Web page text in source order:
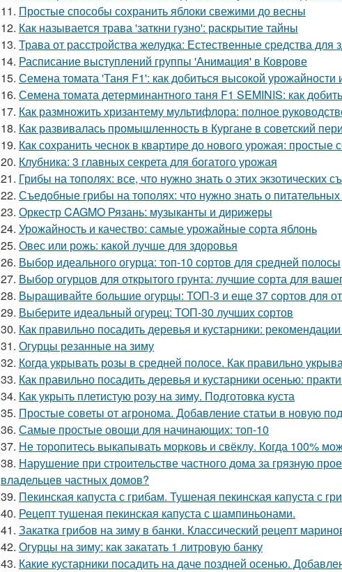
11. Простые способы сохранить яблоки свежими до весны
12. Как называется трава 'заткни гузно': раскрытие тайны
13. Трава от расстройства желудка: Естественные средства
14. Расписание выступлений группы 'Анимация' в Коврове
15. Семена томата 'Таня F1': как добиться высокой урожайности
16. Семена томата детерминантного таня F1 SEMINIS: как
17. Как размножить хризантему мультифлора: полное
18. Как развивалась промышленность в Кургане в советский
19. Как сохранить чеснок в квартире до нового урожая: простые
20. Клубника: 3 главных секрета для богатого урожая
21. Грибы на тополях: все, что нужно знать о этих экзотических
22. Съедобные грибы на тополях: что нужно знать о
23. Оркестр CAGMO Рязань: музыканты и дирижеры
24. Урожайность и качество: самые урожайные сорта яблонь
25. Овес или рожь: какой лучше для здоровья
26. Выбор идеального огурца: топ-10 сортов для средней полосы
27. Выбор огурцов для открытого грунта: лучшие сорта для
28. Выращивайте большие огурцы: ТОП-3 и еще 37 сортов для
29. Выберите идеальный огурец: ТОП-30 лучших сортов
30. Как правильно посадить деревья и кустарники:
31. Огурцы резанные на зиму
32. Когда укрывать розы в средней полосе. Как правильно
33. Как правильно посадить деревья и кустарники осенью:
34. Как укрыть плетистую розу на зиму. Подготовка куста
35. Простые советы от агронома. Добавление статьи в новую
36. Самые простые овощи для начинающих: топ-10
37. Не торопитесь выкапывать морковь и свёклу. Когда 100%
38. Нарушение при строительстве частного дома за грязную
владельцев частных домов?
39. Пекинская капуста с грибам. Тушеная пекинская капуста с
40. Рецепт тушеная пекинская капуста с шампиньонами.
41. Закатка грибов на зиму в банки. Классический рецепт
42. Огурцы на зиму: как закатать 1 литровую банку
43. Какие кустарники посадить на даче поздней осенью.